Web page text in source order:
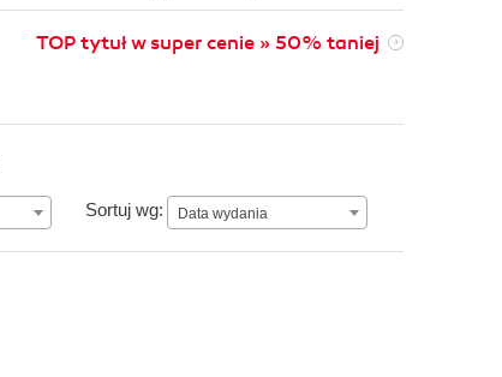
TOP tytuł w super cenie » 50% taniej
Sortuj wg: Data wydania
Data wydania